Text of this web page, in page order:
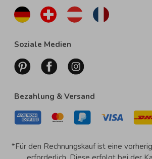
Soziale Medien
Bezahlung & Versand
*Für den Rechnungskauf ist eine